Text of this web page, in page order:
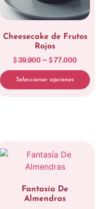
Cheesecake de Frutos
Rojos
$39.900 – $77.000
Seleccionar opciones
Limpiar
Fantasía De
Almendras